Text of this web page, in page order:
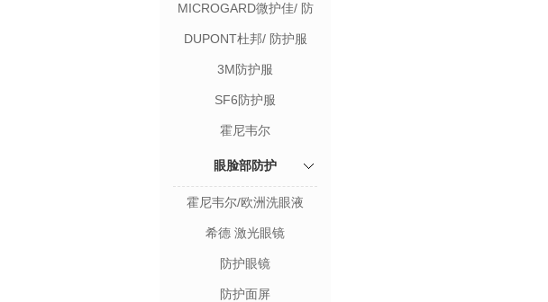
MICROGARD微护佳/ 防
护服
DUPONT杜邦/ 防护服
3M防护服
SF6防护服
霍尼韦尔
眼脸部防护
霍尼韦尔/欧洲洗眼液
希德 激光眼镜
防护眼镜
防护面屏